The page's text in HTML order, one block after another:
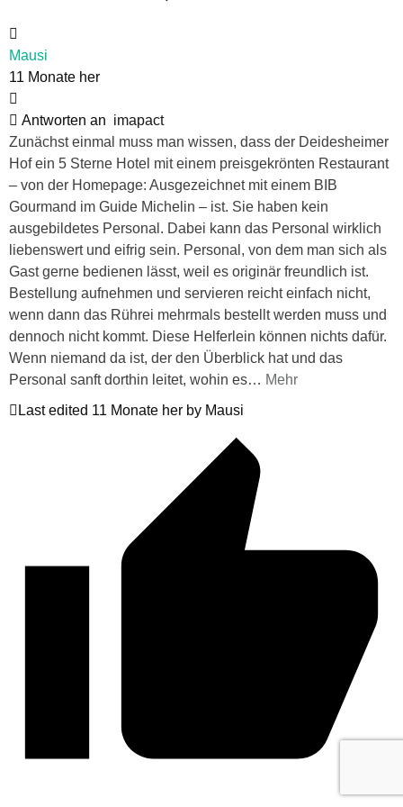
Mausi
11 Monate her
Antworten an imapact
Zunächst einmal muss man wissen, dass der Deidesheimer
Hof ein 5 Sterne Hotel mit einem preisgekrönten Restaurant
– von der Homepage: Ausgezeichnet mit einem BIB
Gourmand im Guide Michelin – ist. Sie haben kein
ausgebildetes Personal. Dabei kann das Personal wirklich
liebenswert und eifrig sein. Personal, von dem man sich als
Gast gerne bedienen lässt, weil es originär freundlich ist.
Bestellung aufnehmen und servieren reicht einfach nicht,
wenn dann das Rührei mehrmals bestellt werden muss und
dennoch nicht kommt. Diese Helferlein können nichts dafür.
Wenn niemand da ist, der den Überblick hat und das
Personal sanft dorthin leitet, wohin es… Mehr
Last edited 11 Monate her by Mausi